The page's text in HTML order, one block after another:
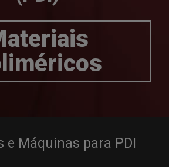
e Máquinas para PDI